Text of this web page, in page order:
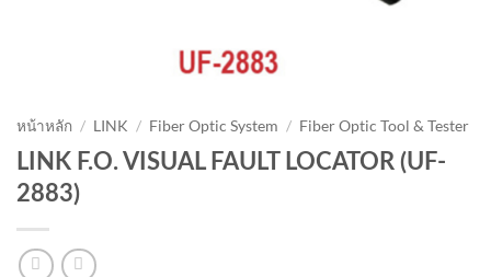
หน้าหลัก / LINK / Fiber Optic System / Fiber Optic Tool & Tester
LINK F.O. VISUAL FAULT LOCATOR (UF-
2883)